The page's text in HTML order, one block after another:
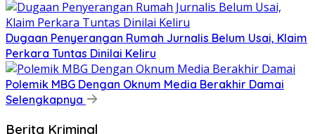
Dugaan Penyerangan Rumah Jurnalis Belum Usai, Klaim
Perkara Tuntas Dinilai Keliru
Polemik MBG Dengan Oknum Media Berakhir Damai
Selengkapnya
Berita Kriminal